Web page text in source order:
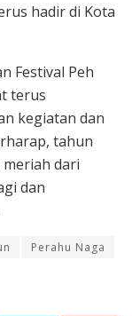
hadir di Kota
Festival Peh
terus
kegiatan dan
tahun
meriah dari
dan
Perahu Naga